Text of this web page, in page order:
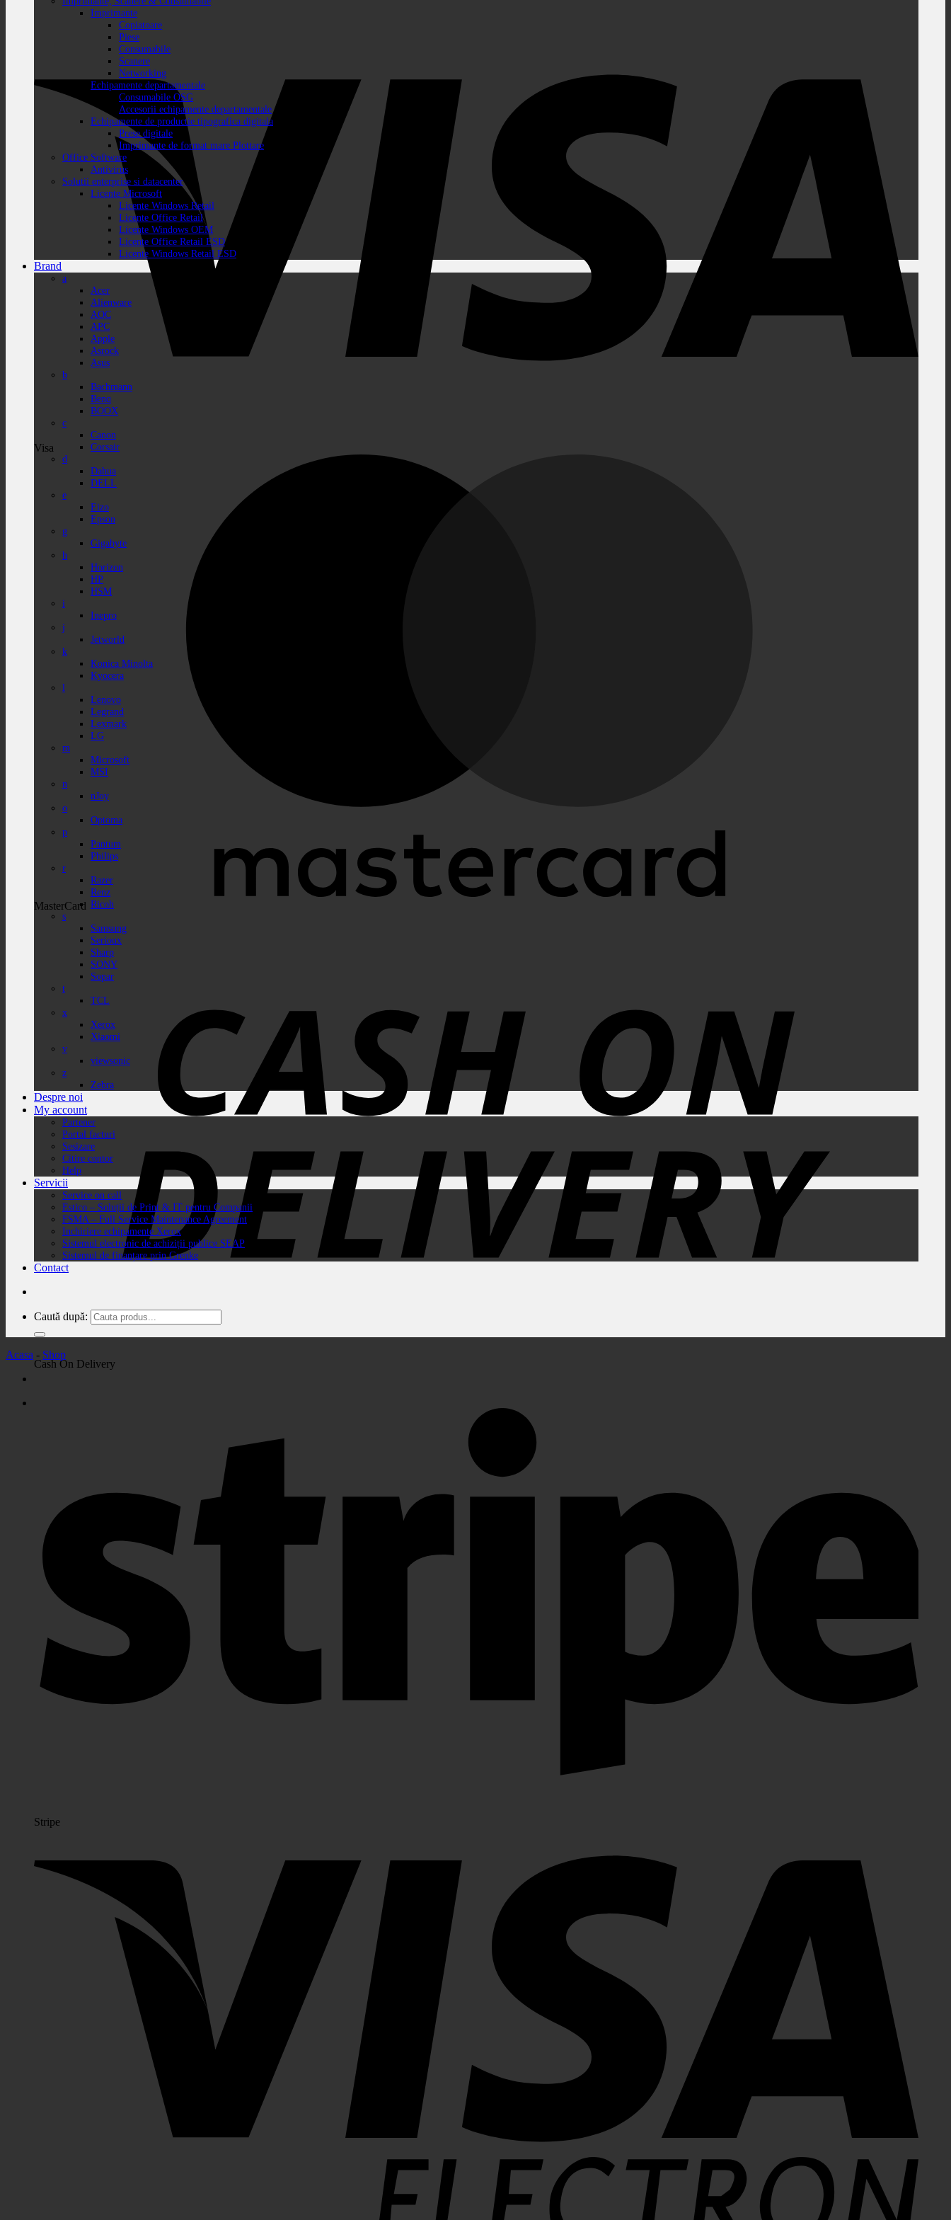
Visa
MasterCard
Cash On Delivery
Stripe
Imprimante
Copiatoare
Piese
Consumabile
Scanere
Networking
Echipamente departamentale
Consumabile OSG
Accesorii echipamente departamentale
Echipamente de productie tipografica digitala
Prese digitale
Imprimante de format mare Plottare
Office Software
Antivirus
Solutii enterprise si datacenter
Licente Microsoft
Licente Windows Retail
Licente Office Retail
Licente Windows OEM
Licente Office Retail ESD
Licente Windows Retail ESD
Brand
a
Acer
Alienware
AOC
APC
Apple
Asrock
Asus
b
Bachmann
Benq
BOOX
c
Canon
Corsair
d
Dahua
DELL
e
Eizo
Epson
g
Gigabyte
h
Horizon
HP
HSM
i
Inepro
j
Jetworld
k
Konica Minolta
Kyocera
l
Lenovo
Legrand
Lexmark
LG
m
Microsoft
MSI
n
nJoy
o
Optoma
p
Pantum
Philips
r
Razer
Renz
Ricoh
s
Samsung
Serioux
Sharp
SONY
Sopar
t
TCL
x
Xerox
Xiaomi
v
viewsonic
z
Zebra
Despre noi
My account
Partener
Portal facturi
Sesizare
Citire contor
Help
Servicii
Service on call
Estico – Soluții de Print & IT pentru Companii
FSMA – Full Service Maintenance Agreement
Inchiriere echipamente Xerox
Sistemul electronic de achiziții publice SEAP
Sistemul de finanțare prin Grenke
Contact
Caută după:
Acasa - Shop